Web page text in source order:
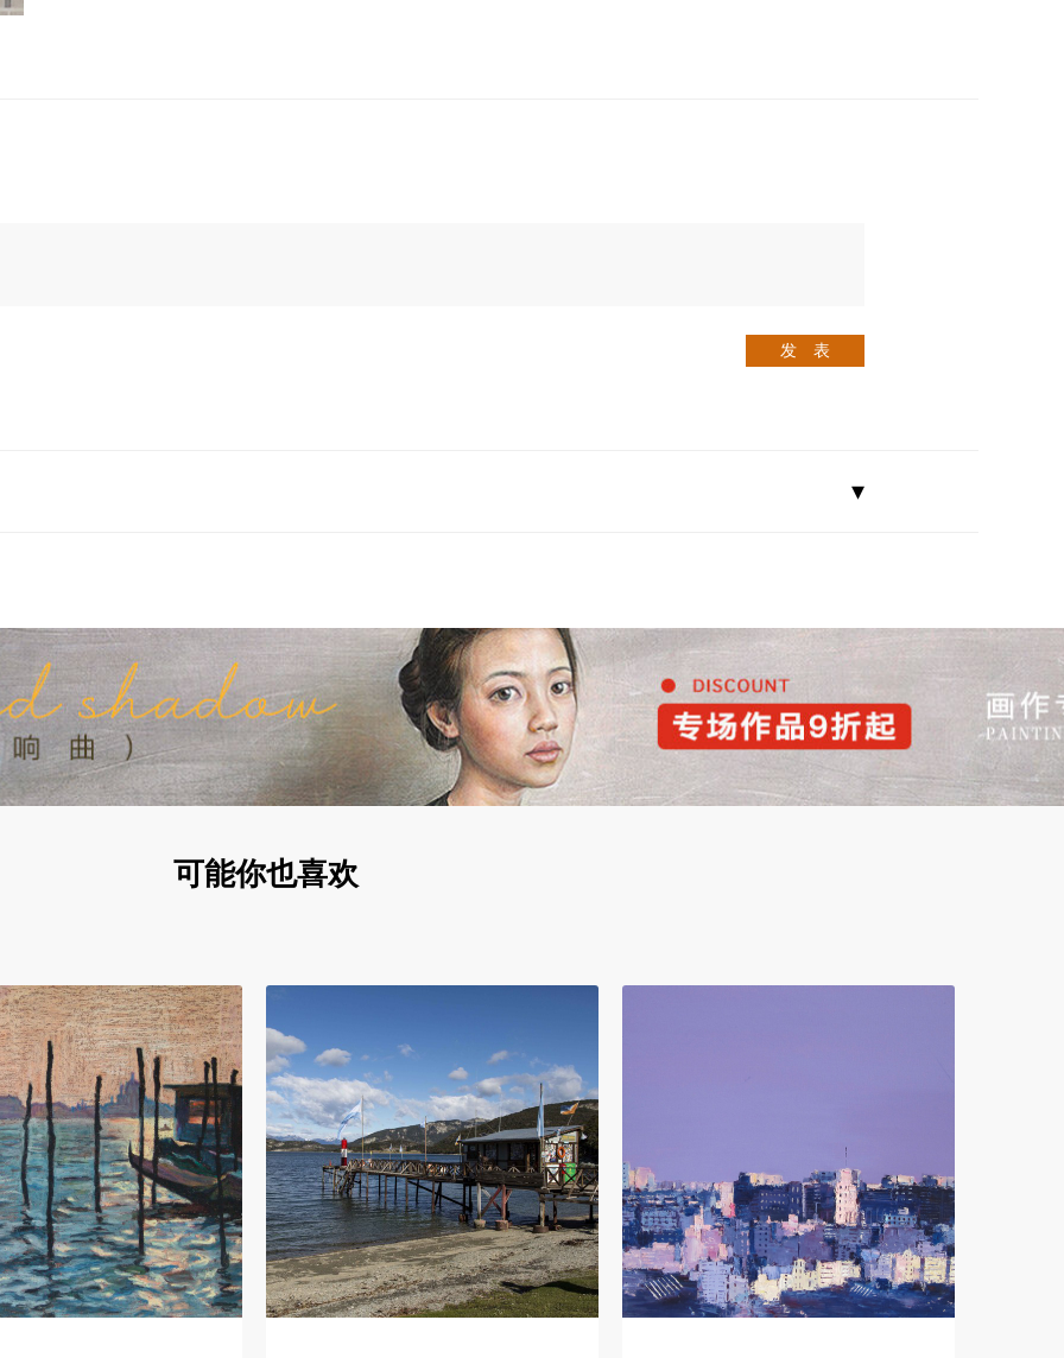
发 表
▾
可能你也喜欢